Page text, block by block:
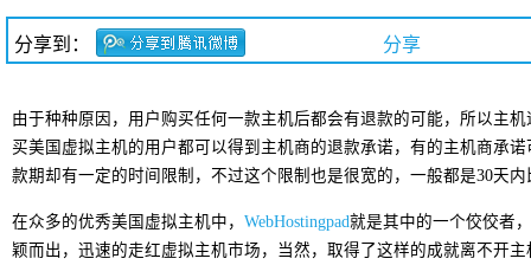
分享到： 分享
由于种种原因，用户购买任何一款主机后都会有退款的可能，所以主
买美国虚拟主机的用户都可以得到主机商的退款承诺，有的主机商承
款期却有一定的时间限制，不过这个限制也是很宽的，一般都是30天
在众多的优秀美国虚拟主机中， WebHostingpad就是其中的一个佼佼者
颖而出，迅速的走红虚拟主机市场，当然，取得了这样的成就离不开主